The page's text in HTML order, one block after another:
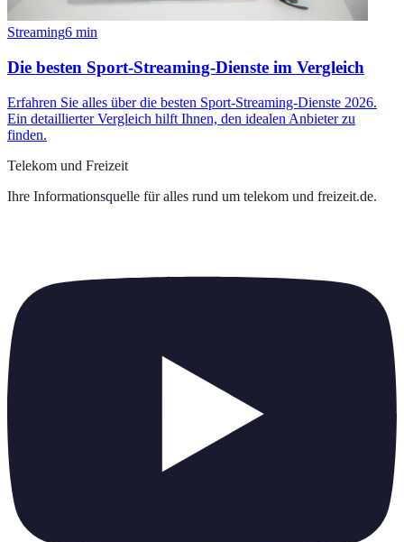
Streaming6 min
Die besten Sport-Streaming-Dienste im Vergleich
Erfahren Sie alles über die besten Sport-Streaming-Dienste 2026.
Ein detaillierter Vergleich hilft Ihnen, den idealen Anbieter zu
finden.
Telekom und Freizeit
Ihre Informationsquelle für alles rund um telekom und freizeit.de.